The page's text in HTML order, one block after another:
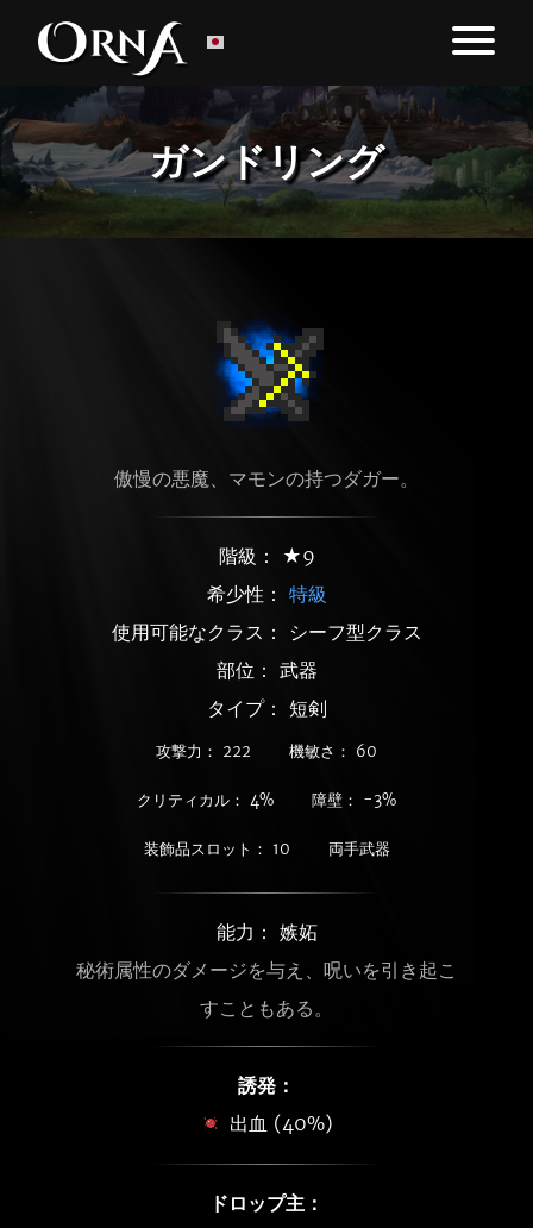
ガンドリング
傲慢の悪魔、マモンの持つダガー。
階級： ★9
希少性： 特級
使用可能なクラス： シーフ型クラス
部位： 武器
タイプ： 短剣
攻撃力： 222 機敏さ： 60
クリティカル： 4% 障壁： -3%
装飾品スロット： 10 両手武器
能力： 嫉妬
秘術属性のダメージを与え、呪いを引き起こ
すこともある。
誘発：
出血 (40%)
ドロップ主：